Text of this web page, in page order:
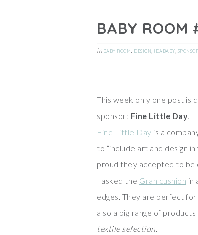
BABY
in BABY ROOM, DESIGN, IDABABY,
This week only one post is
sponsor: Fine Little Day.
Fine Little Day is a
to “include art and design
proud they accepted to be
I asked the Gran cushion in
edges. They are perfect
also a big range of
textile selection.